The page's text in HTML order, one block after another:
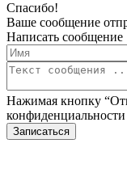
Спасибо!
Ваше сообщение
Написать сообщение
Нажимая кнопку
конфиденциальности
Записаться